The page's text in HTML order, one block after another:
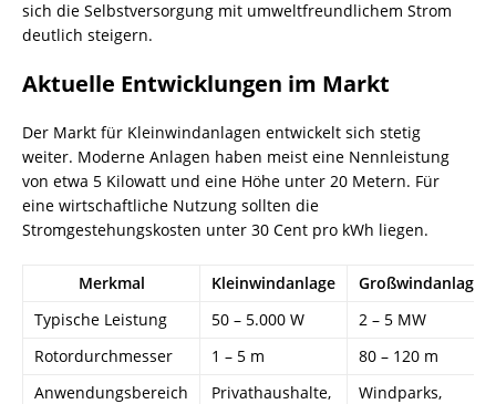
sich die Selbstversorgung mit umweltfreundlichem Strom
deutlich steigern.
Aktuelle Entwicklungen im Markt
Der Markt für Kleinwindanlagen entwickelt sich stetig
weiter. Moderne Anlagen haben meist eine Nennleistung
von etwa 5 Kilowatt und eine Höhe unter 20 Metern. Für
eine wirtschaftliche Nutzung sollten die
Stromgestehungskosten unter 30 Cent pro kWh liegen.
Merkmal Kleinwindanlage
Großwindanlage
Typische Leistung
50 – 5.000 W
2 – 5 MW
Rotordurchmesser
1 – 5 m
80 – 120 m
Anwendungsbereich
Privathaushalte,
Windparks,